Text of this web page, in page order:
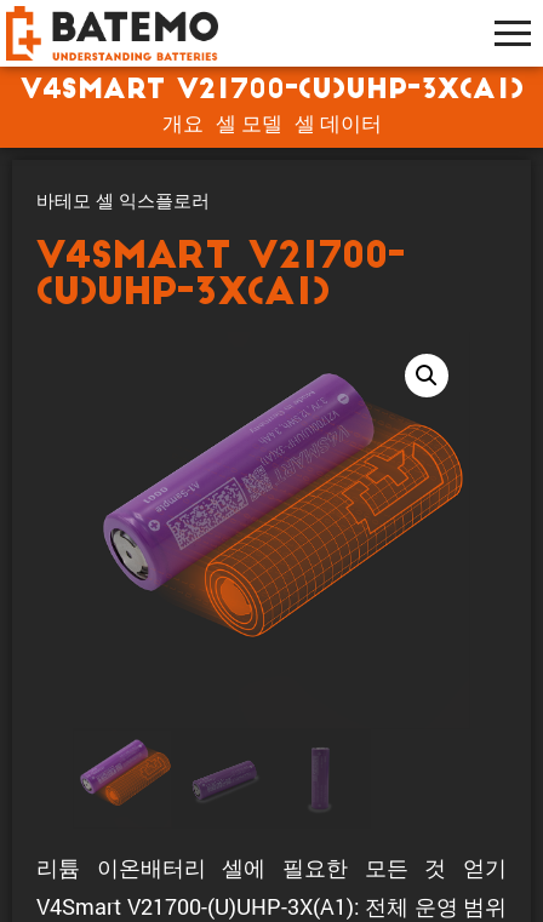
V4Smart V21700-(U)UHP-3X(A1)
개요 셀 모델 셀 데이터
바테모 셀 익스플로러
V4Smart V21700-
(U)UHP-3X(A1)
리튬 이온배터리 셀에 필요한 모든 것 얻기
V4Smart V21700-(U)UHP-3X(A1): 전체 운영 범위